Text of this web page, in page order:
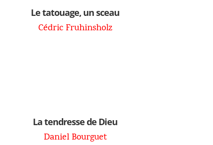
Le tatouage, un sceau
Cédric Fruhinsholz
La tendresse de Dieu
Daniel Bourguet